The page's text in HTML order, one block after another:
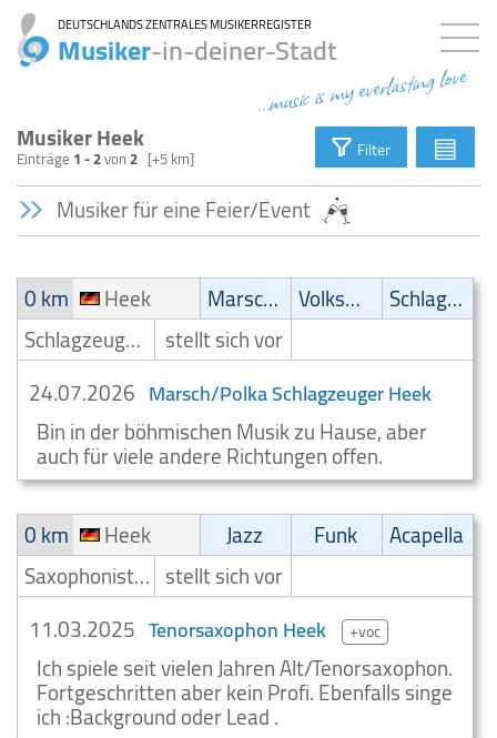
DEUTSCHLANDS ZENTRALES MUSIKERREGISTER
Musiker-in-deiner-Stadt
...music is my everlasting love
Musiker Heek
Einträge 1 - 2von2 [+5 km] Filter ▤
Musiker für eine Feier/Event
0 km Heek Marsch/Polka Volksmusik
Schlager
Schlagzeuger/Drummer
stellt sich vor
24.07.2026 Marsch/Polka Schlagzeuger Heek
Bin in der böhmischen Musik zu Hause, aber
auch für viele andere Richtungen offen.
0 km
Heek Jazz Funk
Acapella
Saxophonist/Saxophonspieler stellt sich vor
11.03.2025 Tenorsaxophon Heek +voc
Ich spiele seit vielen Jahren Alt/Tenorsaxophon.
Fortgeschritten aber kein Profi. Ebenfalls singe
ich :Background oder Lead .